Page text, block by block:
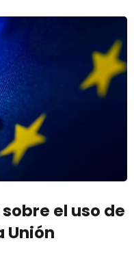
el uso de
Unión